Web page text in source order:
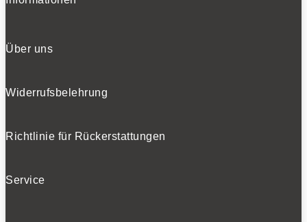
Über uns
Widerrufsbelehrung
Richtlinie für Rückerstattungen
Service